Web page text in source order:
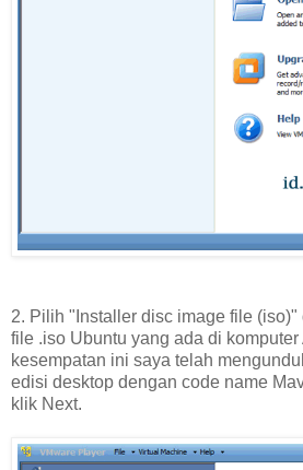
2. Pilih "Installer disc image file
file .iso Ubuntu yang ada di komputer
kesempatan ini saya telah
edisi desktop dengan code name
klik Next.